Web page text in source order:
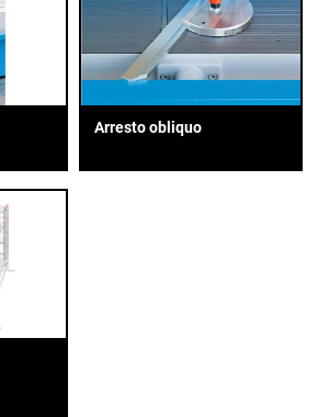
Arresto obliquo